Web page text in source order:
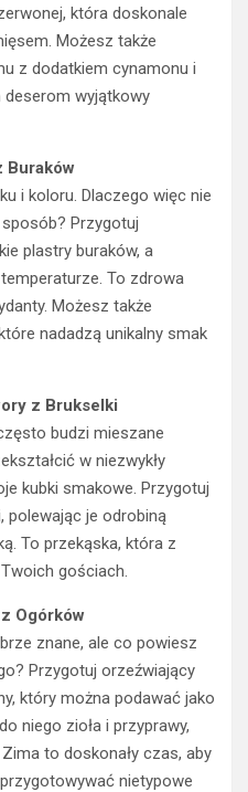
która doskonale
Możesz także
z dodatkiem cynamonu i
deserom wyjątkowy
Buraków
i koloru. Dlaczego więc nie
Przygotuj
plastry buraków, a
To zdrowa
Możesz także
nadadzą unikalny smak
z Brukselki
budzi mieszane
w niezwykły
kubki smakowe. Przygotuj
polewając je odrobiną
To przekąska, która z
gościach.
Ogórków
znane, ale co powiesz
Przygotuj orzeźwiający
który można podawać jako
niego zioła i przyprawy,
to doskonały czas, aby
nietypowe